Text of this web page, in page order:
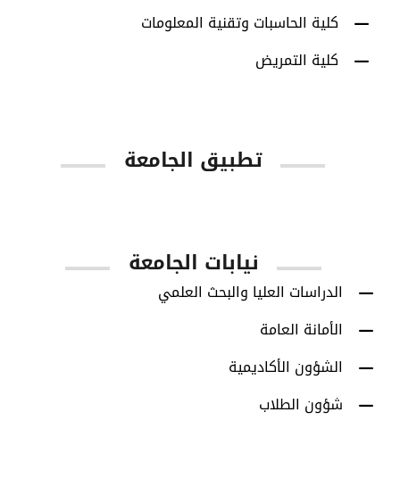
كلية الحاسبات وتقنية المعلومات
كلية التمريض
تطبيق الجامعة
نيابات الجامعة
الدراسات العليا والبحث العلمي
الأمانة العامة
الشؤون الأكاديمية
شؤون الطلاب